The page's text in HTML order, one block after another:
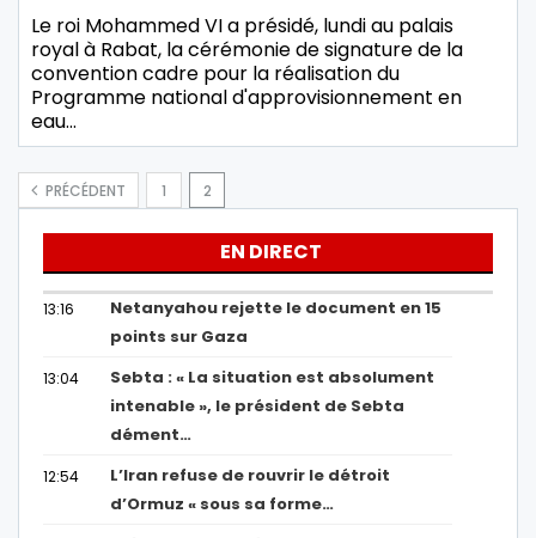
Le roi Mohammed VI a présidé, lundi au palais
royal à Rabat, la cérémonie de signature de la
convention cadre pour la réalisation du
Programme national d'approvisionnement en
eau…
PRÉCÉDENT 1 2
EN DIRECT
13:16
Netanyahou rejette le document en 15
points sur Gaza
13:04
Sebta : « La situation est absolument
intenable », le président de Sebta
dément…
12:54
L’Iran refuse de rouvrir le détroit
d’Ormuz « sous sa forme…